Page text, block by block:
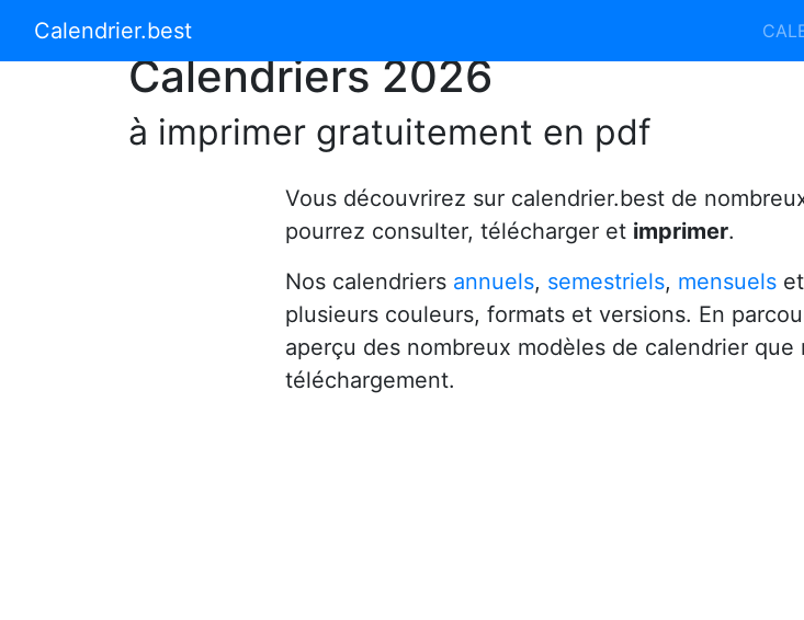
Calendrier.bestCalendrier 2024 Calendrier
Calendriers 2026
à imprimer gratuitement en pdf
Vous découvrirez sur calendrier.best de
pourrez consulter, télécharger et imprimer.
Nos calendriers annuels, semestriels, mensuelset
plusieurs couleurs, formats et versions. En
aperçu des nombreux modèles de calendrier
téléchargement.